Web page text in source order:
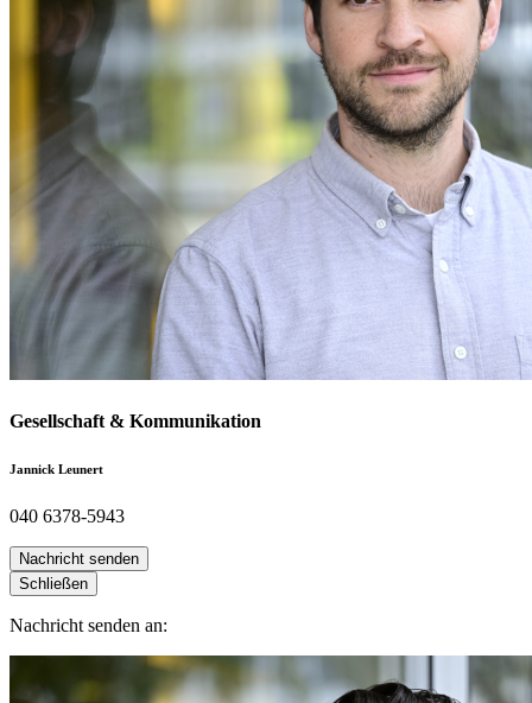
Gesellschaft & Kommunikation
Jannick Leunert
040 6378-5943
Nachricht senden
Schließen
Nachricht senden an: